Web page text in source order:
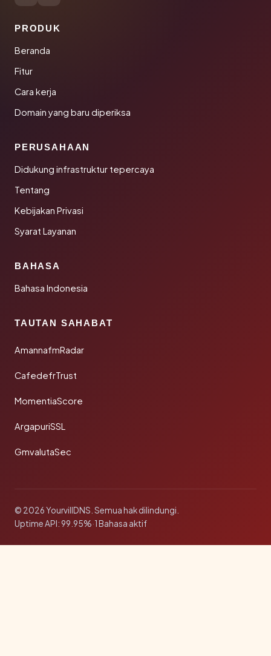
PRODUK
Beranda
Fitur
Cara kerja
Domain yang baru diperiksa
PERUSAHAAN
Didukung infrastruktur tepercaya
Tentang
Kebijakan Privasi
Syarat Layanan
BAHASA
Bahasa Indonesia
TAUTAN SAHABAT
AmannafmRadar
CafedefrTrust
MomentiaScore
ArgapuriSSL
GmvalutaSec
© 2026 YourvillDNS. Semua hak dilindungi.
Uptime API: 99.95%·1 Bahasa aktif